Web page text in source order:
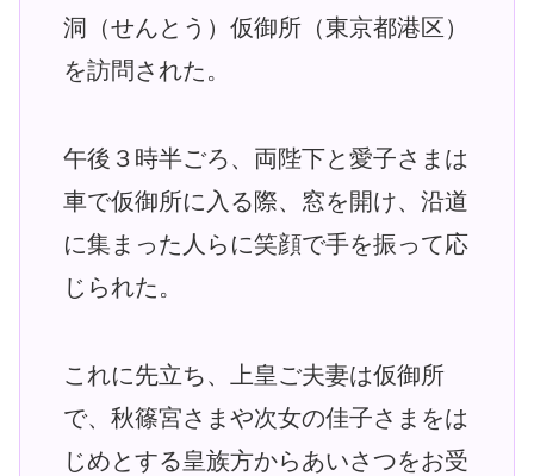
洞（せんとう）仮御所（東京都港区）
を訪問された。
午後３時半ごろ、両陛下と愛子さまは
車で仮御所に入る際、窓を開け、沿道
に集まった人らに笑顔で手を振って応
じられた。
これに先立ち、上皇ご夫妻は仮御所
で、秋篠宮さまや次女の佳子さまをは
じめとする皇族方からあいさつをお受